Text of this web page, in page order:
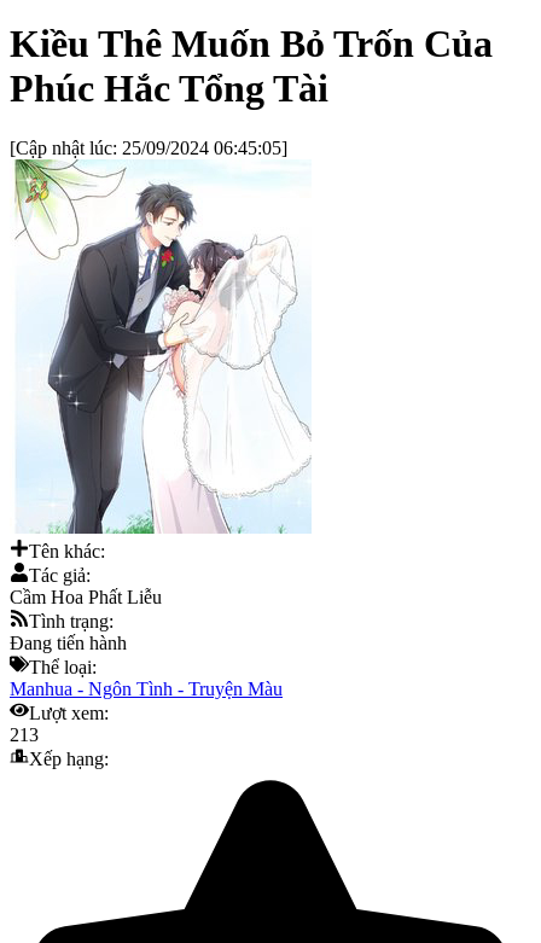
Kiều Thê Muốn Bỏ Trốn Của
Phúc Hắc Tổng Tài
[Cập nhật lúc: 25/09/2024 06:45:05]
Tên khác:
Tác giả:
Cầm Hoa Phất Liễu
Tình trạng:
Đang tiến hành
Thể loại:
Manhua - Ngôn Tình - Truyện Màu
Lượt xem:
213
Xếp hạng: